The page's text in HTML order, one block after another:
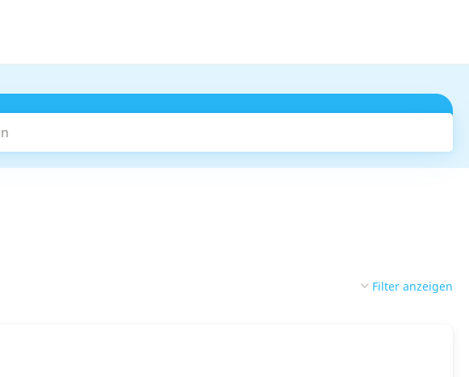
Filter anzeigen